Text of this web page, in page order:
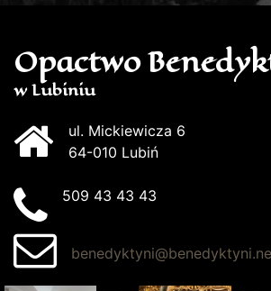
Opactwo
w Lubiniu
ul. Mickiewicza 6
64-010 Lubiń
509 43 43 43